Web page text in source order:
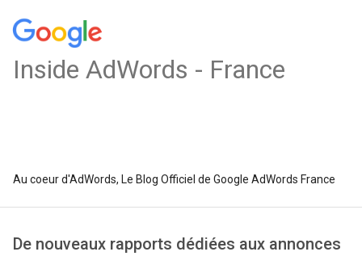
Inside AdWords - France
Au coeur d'AdWords, Le Blog Officiel de Google AdWords France
De nouveaux rapports dédiées aux annonces